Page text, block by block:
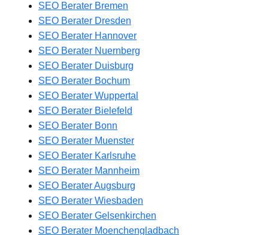
SEO Berater Bremen
SEO Berater Dresden
SEO Berater Hannover
SEO Berater Nuernberg
SEO Berater Duisburg
SEO Berater Bochum
SEO Berater Wuppertal
SEO Berater Bielefeld
SEO Berater Bonn
SEO Berater Muenster
SEO Berater Karlsruhe
SEO Berater Mannheim
SEO Berater Augsburg
SEO Berater Wiesbaden
SEO Berater Gelsenkirchen
SEO Berater Moenchengladbach